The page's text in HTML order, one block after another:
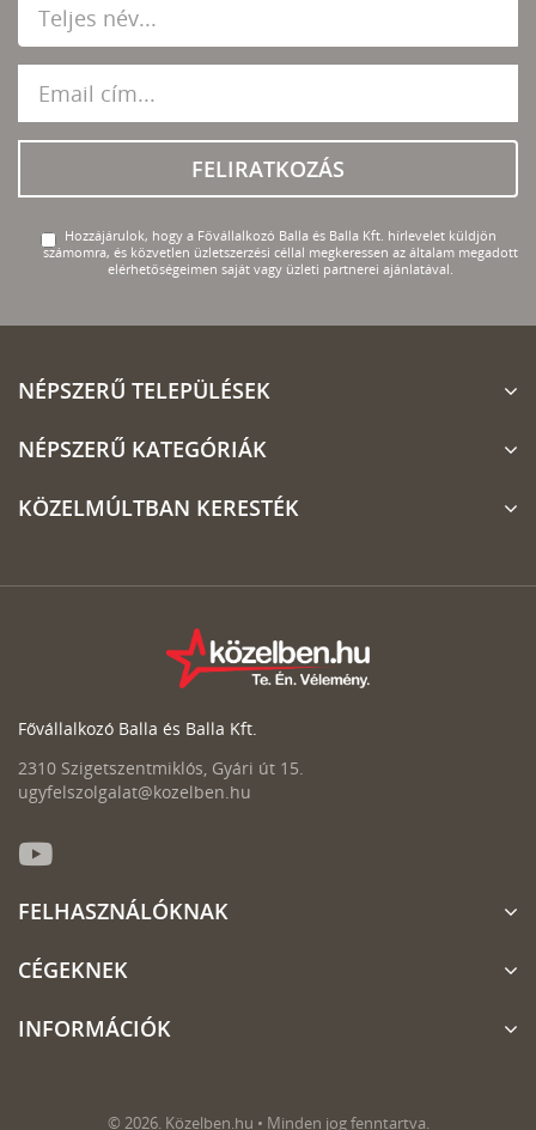
FELIRATKOZÁS
Hozzájárulok, hogy a Fővállalkozó Balla és Balla Kft. hírlevelet küldjön
számomra, és közvetlen üzletszerzési céllal megkeressen az általam megadott
elérhetőségeimen saját vagy üzleti partnerei ajánlatával.
NÉPSZERŰ TELEPÜLÉSEK
NÉPSZERŰ KATEGÓRIÁK
KÖZELMÚLTBAN KERESTÉK
Fővállalkozó Balla és Balla Kft.
2310 Szigetszentmiklós, Gyári út 15.
ugyfelszolgalat@kozelben.hu
FELHASZNÁLÓKNAK
CÉGEKNEK
INFORMÁCIÓK
© 2026. Közelben.hu • Minden jog fenntartva.